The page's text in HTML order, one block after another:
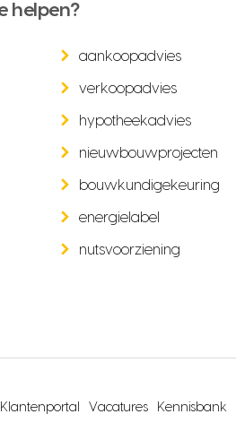
helpen?
aankoopadvies
verkoopadvies
hypotheekadvies
nieuwbouwprojecten
bouwkundigekeuring
energielabel
nutsvoorziening
Klantenportal Vacatures Kennisbank